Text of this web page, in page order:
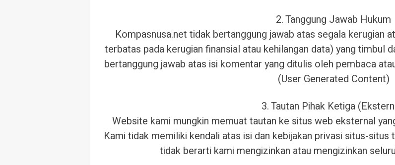
2. Tanggung Jawab Hukum
Kompasnusa.net tidak bertanggung jawab atas segala kerugian
terbatas pada kerugian finansial atau kehilangan data) yang timbul
bertanggung jawab atas isi komentar yang ditulis oleh pembaca
(User Generated Content)
3. Tautan Pihak Ketiga
Website kami mungkin memuat tautan ke situs web eksternal
Kami tidak memiliki kendali atas isi dan kebijakan privasi situs-
tidak berarti kami mengizinkan atau mengizinkan